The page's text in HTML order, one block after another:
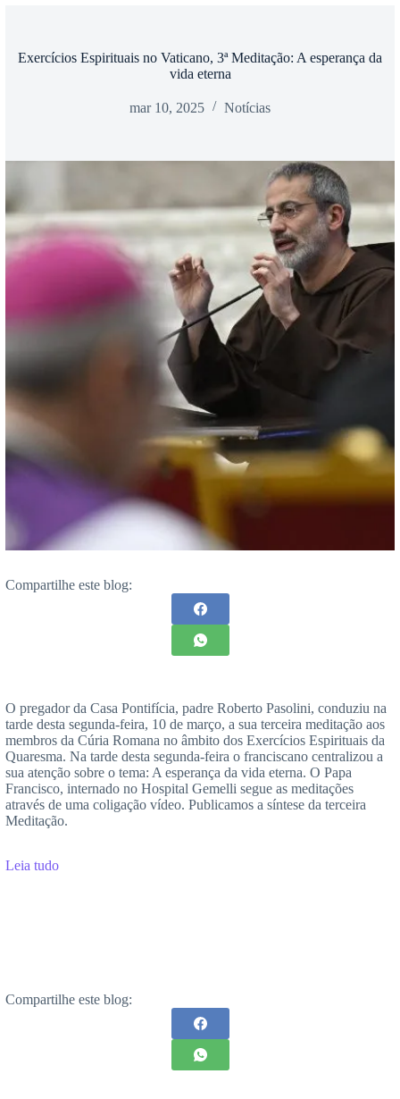
Exercícios Espirituais no Vaticano, 3ª Meditação: A esperança da
vida eterna
mar 10, 2025 Notícias
Compartilhe este blog:
O pregador da Casa Pontifícia, padre Roberto Pasolini, conduziu na
tarde desta segunda-feira, 10 de março, a sua terceira meditação aos
membros da Cúria Romana no âmbito dos Exercícios Espirituais da
Quaresma. Na tarde desta segunda-feira o franciscano centralizou a
sua atenção sobre o tema: A esperança da vida eterna. O Papa
Francisco, internado no Hospital Gemelli segue as meditações
através de uma coligação vídeo. Publicamos a síntese da terceira
Meditação.
Leia tudo
Compartilhe este blog: